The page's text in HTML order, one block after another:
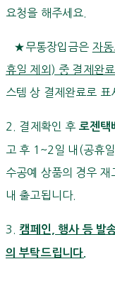
요청을 해주세요.
★무통장입금은 자
휴일 제외) 중 결제완
스템 상 결제완료로 표
2. 결제확인 후 로젠택
고 후 1~2일 내(공휴
수공예 상품의 경우 재
내 출고됩니다.
3. 캠페인, 행사 등 발
의 부탁드립니다.